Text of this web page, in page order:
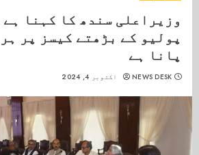
وزیراعلی سندھ کا کہنا
پولیو کے بڑھتے کیسز پر
پانا ہے
NEWS DESK اکتوبر 4, 2024